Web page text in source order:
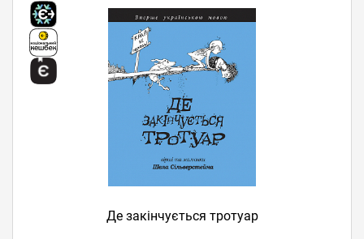
Де закінчується тротуар